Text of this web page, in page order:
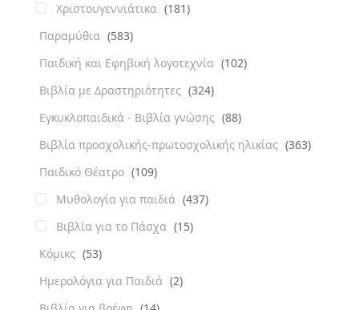
Χριστουγεννιάτικα (181)
Παραμύθια (583)
Παιδική και Εφηβική λογοτεχνία (102)
Βιβλία με Δραστηριότητες (324)
Εγκυκλοπαιδικά - Βιβλία γνώσης (88)
Βιβλία προσχολικής-πρωτοσχολικής ηλικίας (363)
Παιδικό Θέατρο (109)
Μυθολογία για παιδιά (437)
Βιβλία για το Πάσχα (15)
Κόμικς (53)
Ημερολόγια για Παιδιά (2)